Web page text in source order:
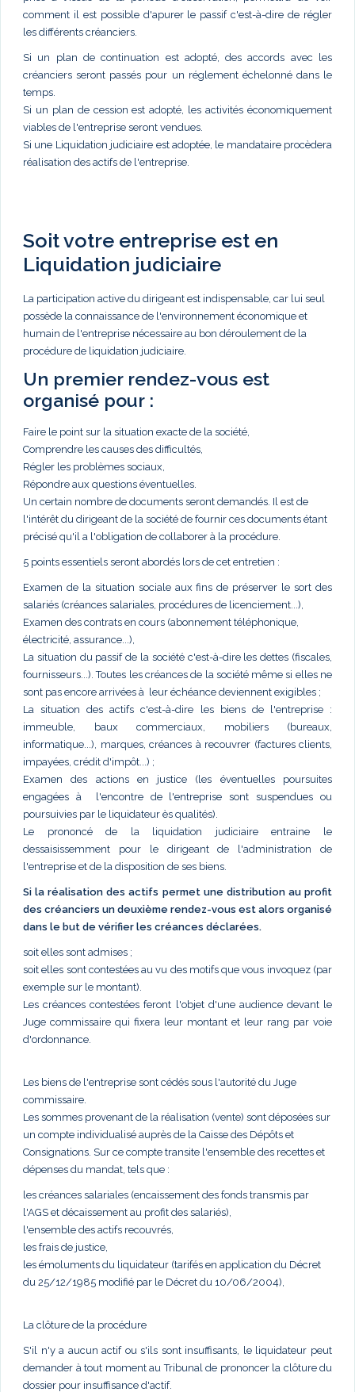
comment il est possible d'apurer le passif c'est-à-dire de régler
les différents créanciers.
Si un plan de continuation est adopté, des accords avec les
créanciers seront passés pour un réglement échelonné dans le
temps.
Si un plan de cession est adopté, les activités économiquement
viables de l'entreprise seront vendues.
Si une Liquidation judiciaire est adoptée, le mandataire procèdera
réalisation des actifs de l'entreprise.
Soit votre entreprise est en
Liquidation judiciaire
La participation active du dirigeant est indispensable, car lui seul
possède la connaissance de l'environnement économique et
humain de l'entreprise nécessaire au bon déroulement de la
procédure de liquidation judiciaire.
Un premier rendez-vous est
organisé pour :
Faire le point sur la situation exacte de la société,
Comprendre les causes des difficultés,
Régler les problèmes sociaux,
Répondre aux questions éventuelles.
Un certain nombre de documents seront demandés. Il est de
l'intérêt du dirigeant de la société de fournir ces documents étant
précisé qu'il a l'obligation de collaborer à la procédure.
5 points essentiels seront abordés lors de cet entretien :
Examen de la situation sociale aux fins de préserver le sort des
salariés (créances salariales, procédures de licenciement...),
Examen des contrats en cours (abonnement téléphonique,
électricité, assurance...),
La situation du passif de la société c'est-à-dire les dettes (fiscales,
fournisseurs...). Toutes les créances de la société même si elles ne
sont pas encore arrivées à leur échéance deviennent exigibles ;
La situation des actifs c'est-à-dire les biens de l'entreprise :
immeuble, baux commerciaux, mobiliers (bureaux,
informatique...), marques, créances à recouvrer (factures clients,
impayées, crédit d'impôt...) ;
Examen des actions en justice (les éventuelles poursuites
engagées à l'encontre de l'entreprise sont suspendues ou
poursuivies par le liquidateur ès qualités).
Le prononcé de la liquidation judiciaire entraine le
dessaisissemment pour le dirigeant de l'administration de
l'entreprise et de la disposition de ses biens.
Si la réalisation des actifs permet une distribution au profit
des créanciers un deuxième rendez-vous est alors organisé
dans le but de vérifier les créances déclarées.
soit elles sont admises ;
soit elles sont contestées au vu des motifs que vous invoquez (par
exemple sur le montant).
Les créances contestées feront l'objet d'une audience devant le
Juge commissaire qui fixera leur montant et leur rang par voie
d'ordonnance.
Les biens de l'entreprise sont cédés sous l'autorité du Juge
commissaire.
Les sommes provenant de la réalisation (vente) sont déposées sur
un compte individualisé auprès de la Caisse des Dépôts et
Consignations. Sur ce compte transite l'ensemble des recettes et
dépenses du mandat, tels que :
les créances salariales (encaissement des fonds transmis par
l'AGS et décaissement au profit des salariés),
l'ensemble des actifs recouvrés,
les frais de justice,
les émoluments du liquidateur (tarifés en application du Décret
du 25/12/1985 modifié par le Décret du 10/06/2004),
La clôture de la procédure
S'il n'y a aucun actif ou s'ils sont insuffisants, le liquidateur peut
demander à tout moment au Tribunal de prononcer la clôture du
dossier pour insuffisance d'actif.